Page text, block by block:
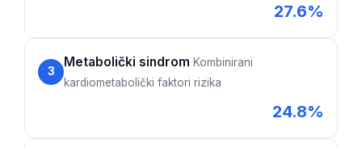
27.6%
3
Metabolički sindrom Kombinirani
kardiometabolički faktori rizika
24.8%
سنڌي
සිංහල